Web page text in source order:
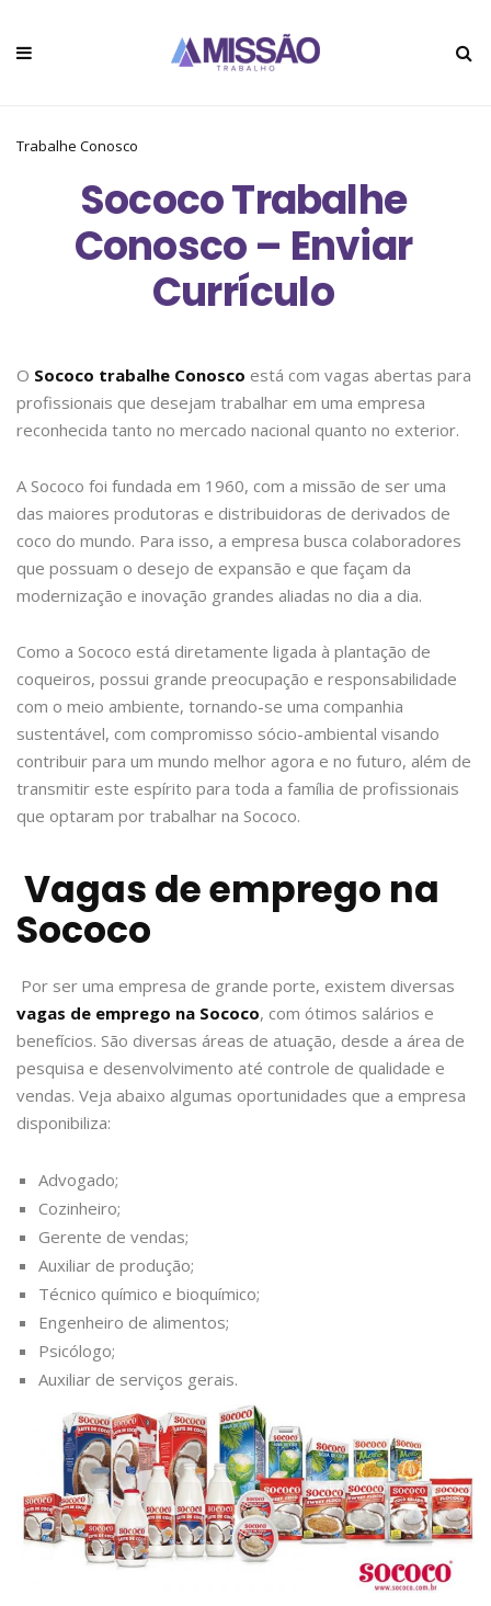
Trabalhe Conosco
Sococo Trabalhe
Conosco – Enviar
Currículo
O Sococo trabalhe Conosco está com vagas abertas para
profissionais que desejam trabalhar em uma empresa
reconhecida tanto no mercado nacional quanto no exterior.
A Sococo foi fundada em 1960, com a missão de ser uma
das maiores produtoras e distribuidoras de derivados de
coco do mundo. Para isso, a empresa busca colaboradores
que possuam o desejo de expansão e que façam da
modernização e inovação grandes aliadas no dia a dia.
Como a Sococo está diretamente ligada à plantação de
coqueiros, possui grande preocupação e responsabilidade
com o meio ambiente, tornando-se uma companhia
sustentável, com compromisso sócio-ambiental visando
contribuir para um mundo melhor agora e no futuro, além de
transmitir este espírito para toda a família de profissionais
que optaram por trabalhar na Sococo.
Vagas de emprego na
Sococo
Por ser uma empresa de grande porte, existem diversas
vagas de emprego na Sococo, com ótimos salários e
benefícios. São diversas áreas de atuação, desde a área de
pesquisa e desenvolvimento até controle de qualidade e
vendas. Veja abaixo algumas oportunidades que a empresa
disponibiliza:
Advogado;
Cozinheiro;
Gerente de vendas;
Auxiliar de produção;
Técnico químico e bioquímico;
Engenheiro de alimentos;
Psicólogo;
Auxiliar de serviços gerais.